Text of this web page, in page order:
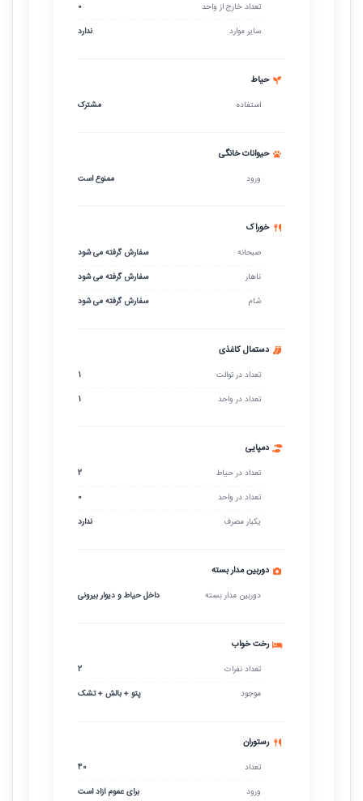
تعداد خارج از واحد
0
سایر موارد
ندارد
حیاط
استفاده مشترک
حیوانات خانگی
ورود ممنوع است
خوراک
صبحانه
سفارش گرفته می شود
ناهار
سفارش گرفته می شود
شام
سفارش گرفته می شود
دستمال کاغذی
تعداد در توالت
1
تعداد در واحد
1
دمپایی
تعداد در حیاط
2
تعداد در واحد
0
یکبار مصرف
ندارد
دوربین مدار بسته
دوربین مدار بسته داخل حیاط و دیوار بیرونی
رخت خواب
تعداد نفرات
2
موجود
پتو + بالش + تشک
رستوران
تعداد
40
ورود
برای عموم آزاد است